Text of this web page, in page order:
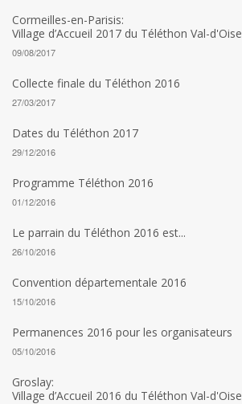
Cormeilles-en-Parisis:
Village d’Accueil 2017 du Téléthon Val-d'Oise
09/08/2017
Collecte finale du Téléthon 2016
27/03/2017
Dates du Téléthon 2017
29/12/2016
Programme Téléthon 2016
01/12/2016
Le parrain du Téléthon 2016 est...
26/10/2016
Convention départementale 2016
15/10/2016
Permanences 2016 pour les organisateurs
05/10/2016
Groslay:
Village d’Accueil 2016 du Téléthon Val-d'Oise